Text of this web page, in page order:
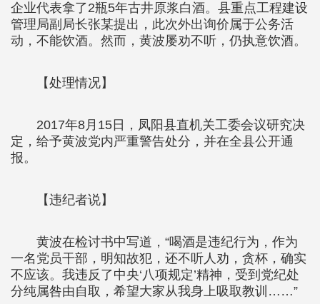
企业代表拿了2瓶5年古井原浆白酒。县重点工程建设
管理局副局长张某提出，此次外出询价属于公务活
动，不能饮酒。然而，黄波屡劝不听，仍执意饮酒。
【处理情况】
2017年8月15日，凤阳县直机关工委会议研究决
定，给予黄波党内严重警告处分，并在全县公开通
报。
【违纪者说】
黄波在检讨书中写道，“喝酒是违纪行为，作为
一名党员干部，明知故犯，还不听人劝，贪杯，确实
不应该。我违反了中央‘八项规定’精神，受到党纪处
分纯属咎由自取，希望大家从我身上吸取教训……”